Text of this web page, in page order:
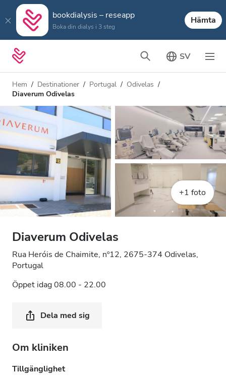
bookdialysis – reseapp
Boka din dialys i 3 steg
Hämta
SV
Hem Destinationer Portugal
Odivelas
Diaverum Odivelas
+1 foto
Diaverum Odivelas
Rua Heróis de Chaimite, nº12, 2675-374 Odivelas,
Portugal
Öppet idag 08.00 - 22.00
Dela med sig
Om kliniken
Tillgänglighet